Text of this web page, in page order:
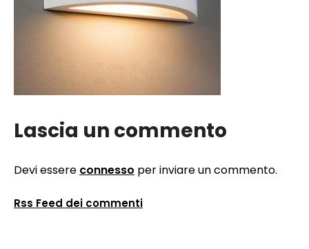
Lascia un commento
Devi essere connesso per inviare un commento.
Rss Feed dei commenti